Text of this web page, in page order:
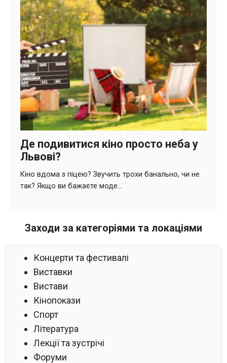
Заходи за категоріями та локаціями
Концерти та фестивалі
Виставки
Вистави
Кінопокази
Спорт
Література
Лекції та зустрічі
Форуми